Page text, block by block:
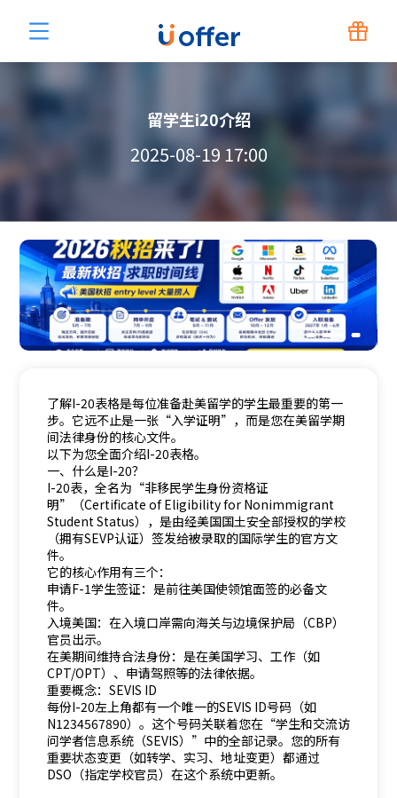
留学生i20介绍
2025-08-19 17:00
了解I-20表格是每位准备赴美留学的学生最重要的第一
步。它远不止是一张“入学证明”，而是您在美留学期
间法律身份的核心文件。
以下为您全面介绍I-20表格。
一、什么是I-20？
I-20表，全名为“非移民学生身份资格证
明”（Certificate of Eligibility for Nonimmigrant
Student Status），是由经美国国土安全部授权的学校
（拥有SEVP认证）签发给被录取的国际学生的官方文
件。
它的核心作用有三个：
申请F-1学生签证：是前往美国使领馆面签的必备文
件。
入境美国：在入境口岸需向海关与边境保护局（CBP）
官员出示。
在美期间维持合法身份：是在美国学习、工作（如
CPT/OPT）、申请驾照等的法律依据。
重要概念：SEVIS ID
每份I-20左上角都有一个唯一的SEVIS ID号码（如
N1234567890）。这个号码关联着您在“学生和交流访
问学者信息系统（SEVIS）”中的全部记录。您的所有
重要状态变更（如转学、实习、地址变更）都通过
DSO（指定学校官员）在这个系统中更新。